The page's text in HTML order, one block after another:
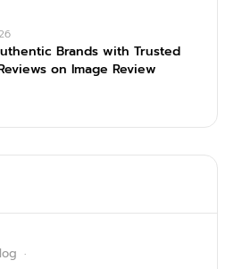
Brands with Trusted
on Image Review